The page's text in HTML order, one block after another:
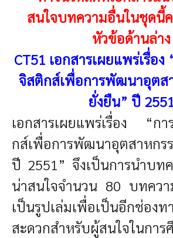
สนใจบทความอื่นในชุดนี้
หัวข้อด้านล่าง
CT51 เอกสารเผยแพร่เรื่อง
จิสติกส์เพื่อการพัฒนาอุตส
ยั่งยืน” ปี
เอกสารเผยแพร่เรื่อง “กา
กส์เพื่อการพัฒนาอุตสาหกร
ปี 2551” จึงเป็นการนำบท
น่าสนใจจำนวน 80 บทคว
เป็นรูปเล่มเพื่อเป็นอีกช่องท
สะดวกสำหรับผู้สนใจในกา